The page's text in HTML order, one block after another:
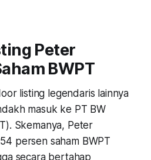
Peter
BWPT
listing legendaris lainnya
masuk ke PT BW
Skemanya, Peter
persen saham BWPT
secara bertahap